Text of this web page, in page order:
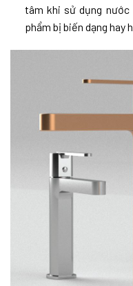
tâm khi sử dụng nước
phẩm bị biến dạng hay